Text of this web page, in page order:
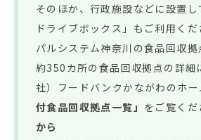
そのほか、行政施設などに設置し
ドライブボックス」もご利用くだ
パルシステム神奈川の食品回収
約350カ所の食品回収拠点の詳細
社）フードバンクかながわのホ
付食品回収拠点一覧」 をご覧く
から